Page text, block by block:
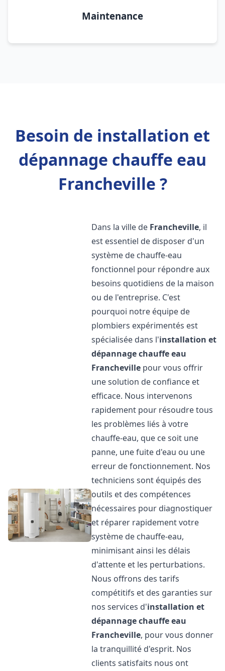
Maintenance
Besoin de installation et
dépannage chauffe eau
Francheville ?
Dans la ville de Francheville, il
est essentiel de disposer d'un
système de chauffe-eau
fonctionnel pour répondre aux
besoins quotidiens de la maison
ou de l'entreprise. C'est
pourquoi notre équipe de
plombiers expérimentés est
spécialisée dans l'installation et
dépannage chauffe eau
Francheville pour vous offrir
une solution de confiance et
efficace. Nous intervenons
rapidement pour résoudre tous
les problèmes liés à votre
chauffe-eau, que ce soit une
panne, une fuite d'eau ou une
erreur de fonctionnement. Nos
techniciens sont équipés des
outils et des compétences
nécessaires pour diagnostiquer
et réparer rapidement votre
système de chauffe-eau,
minimisant ainsi les délais
d'attente et les perturbations.
Nous offrons des tarifs
compétitifs et des garanties sur
nos services d'installation et
dépannage chauffe eau
Francheville, pour vous donner
la tranquillité d'esprit. Nos
clients satisfaits nous ont